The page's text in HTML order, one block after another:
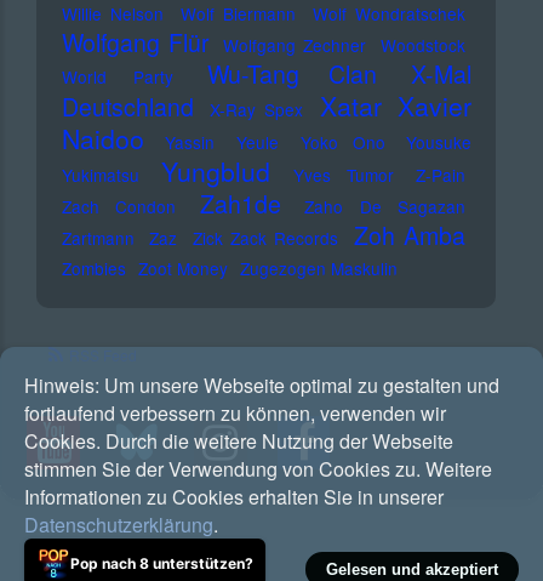
Willie Nelson
Wolf Biermann Wolf Wondratschek
Wolfgang Flür Wolfgang Zechner
Woodstock
World Party
Wu-Tang Clan
X-Mal
Deutschland
X-Ray Spex Xatar Xavier
Naidoo
Yassin Yeule Yoko Ono
Yousuke
Yukimatsu
Yungblud Yves Tumor
Z-Pain
Zach Condon
Zah1de
Zaho De Sagazan
Zartmann
Zaz Zick Zack Records Zoh Amba
Zombies Zoot Money Zugezogen Maskulin
Hinweis: Um unsere Webseite optimal zu gestalten und
fortlaufend verbessern zu können, verwenden wir
Cookies. Durch die weitere Nutzung der Webseite
stimmen Sie der Verwendung von Cookies zu. Weitere
Informationen zu Cookies erhalten Sie in unserer
Datenschutzerklärung.
Gelesen und akzeptiert
Pop nach 8 unterstützen?